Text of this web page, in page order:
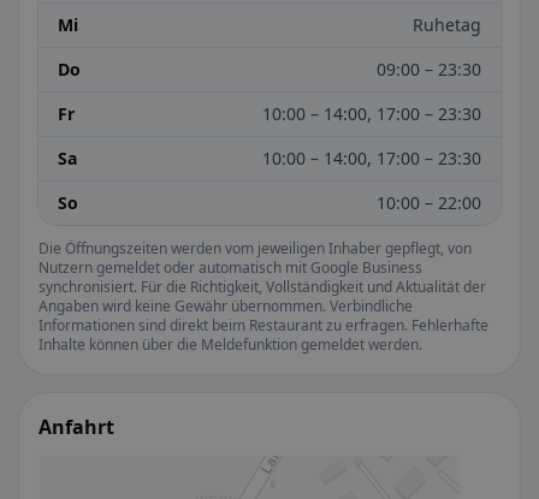
Mi
Ruhetag
Do
09:00 – 23:30
Fr
10:00 – 14:00, 17:00 – 23:30
Sa
10:00 – 14:00, 17:00 – 23:30
So
10:00 – 22:00
Die Öffnungszeiten werden vom jeweiligen Inhaber gepflegt, von
Nutzern gemeldet oder automatisch mit Google Business
synchronisiert. Für die Richtigkeit, Vollständigkeit und Aktualität der
Angaben wird keine Gewähr übernommen. Verbindliche
Informationen sind direkt beim Restaurant zu erfragen. Fehlerhafte
Inhalte können über die Meldefunktion gemeldet werden.
Anfahrt